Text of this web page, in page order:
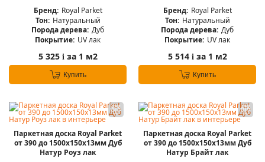
Бренд: Royal Parket
Тон: Натуральный
Порода дерева: Дуб
Покрытие: UV лак
5 325 iза 1 м2
Купить
Бренд: Royal Parket
Тон: Натуральный
Порода дерева: Дуб
Покрытие: UV лак
5 514 iза 1 м2
Купить
Паркетная доска Royal Parket
от 390 до 1500х150х13мм Дуб
Натур Роуз лак
Паркетная доска Royal Parket
от 390 до 1500х150х13мм Дуб
Натур Брайт лак